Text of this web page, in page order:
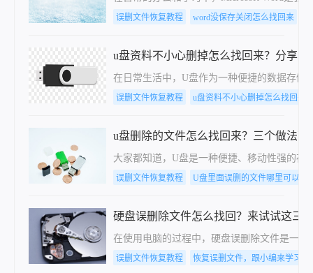
误删文件恢复教程 word没保存关闭怎么找回来
u盘资料不小心删掉怎么找回来？分享5
在日常生活中，U盘作为一种便捷的数据存储
误删文件恢复教程 u盘资料不小心删掉怎么找回来
u盘删除的文件怎么找回来？三个做法可
大家都知道，U盘是一种便捷、移动性强的存
误删文件恢复教程 U盘里面误删的文件哪里可以找
硬盘误删除文件怎么找回？来试试这三
在使用电脑的过程中，硬盘误删除文件是一
误删文件恢复教程 恢复误删文件，跟小编来学习吧